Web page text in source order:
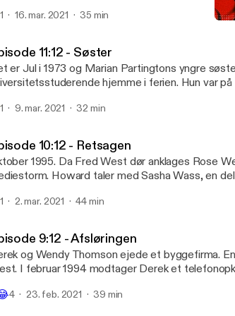
ind fortællingen? Howard reflekterer over
1 16. mar. 2021 35 min
11:12 - Søster
er Jul i 1973 og Marian Partingtons yngre
hjemme i ferien. Hun var
ni, der blev fundet i Cromwell Street nr. 25. Hvordan konfronterede Marian
der førte hende mod tilgivelse af West
1 9. mar. 2021 32 min
10:12 - Retsagen
1995. Da Fred West dør anklages Rose
Howard taler med Sasha Wass, en
Kan Rose gå fri?
1 2. mar. 2021 44 min
9:12 - Afsløringen
og Wendy Thomson ejede et byggefirma.
I februar 1994 modtager Derek et
til at grave baghaven op.
4 23. feb. 2021 39 min